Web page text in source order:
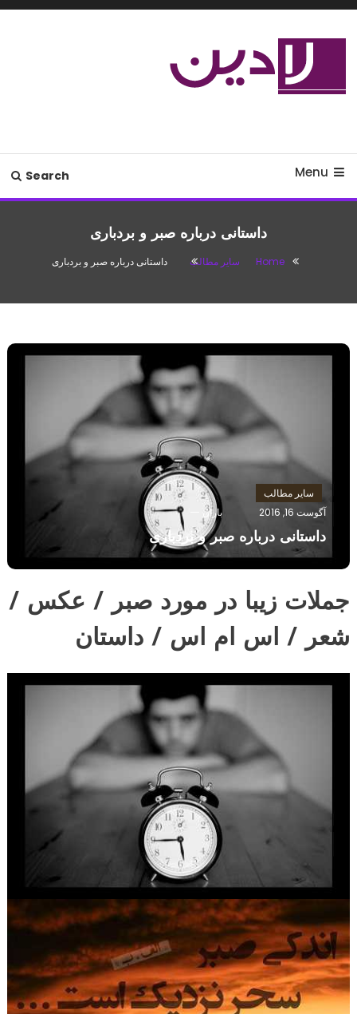
Skip
Menu
Search
داستانی درباره صبر و بردباری
Home سایر مطالب داستانی درباره صبر و بردباری
سایر مطالب
آگوست 16, 2016
باران
داستانی درباره صبر و بردباری
جملات زیبا در مورد صبر / عکس /
شعر / اس ام اس / داستان